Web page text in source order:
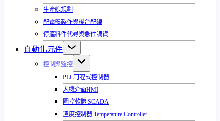
生產線規劃
配電盤製作與機台配線
停產料件代尋與急件調貨
自動化元件
控制與監控
PLC可程式控制器
人機介面HMI
圖控軟體 SCADA
溫度控制器 Temperature Controller